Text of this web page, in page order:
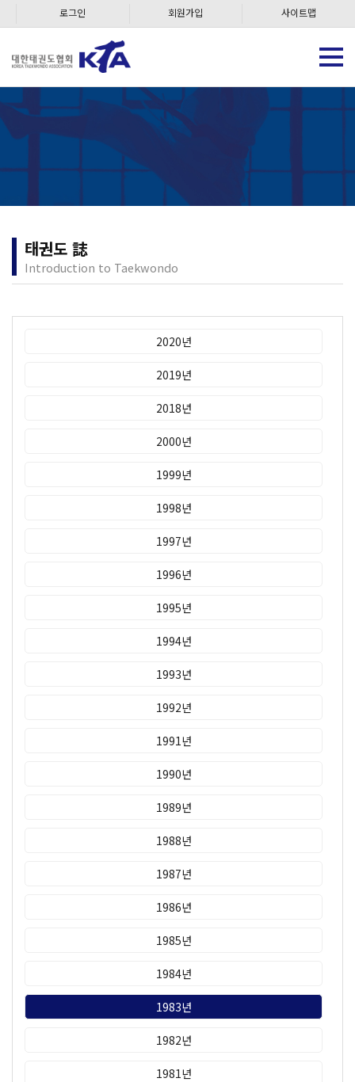
로그인 회원가입 사이트맵
태권도 誌
Introduction to Taekwondo
2020년
2019년
2018년
2000년
1999년
1998년
1997년
1996년
1995년
1994년
1993년
1992년
1991년
1990년
1989년
1988년
1987년
1986년
1985년
1984년
1983년
1982년
1981년